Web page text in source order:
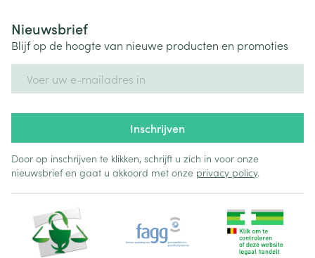
Nieuwsbrief
Blijf op de hoogte van nieuwe producten en promoties
Inschrijven
Door op inschrijven te klikken, schrijft u zich in voor onze
nieuwsbrief en gaat u akkoord met onze privacy policy.